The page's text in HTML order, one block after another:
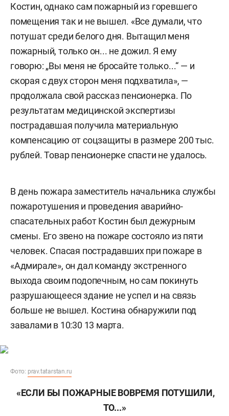
Костин, однако сам пожарный из горевшего
помещения так и не вышел. «Все думали, что
потушат среди белого дня. Вытащил меня
пожарный, только он... не дожил. Я ему
говорю: „Вы меня не бросайте только...“ — и
скорая с двух сторон меня подхватила», —
продолжала свой рассказ пенсионерка. По
результатам медицинской экспертизы
пострадавшая получила материальную
компенсацию от соцзащиты в размере 200 тыс.
рублей. Товар пенсионерке спасти не удалось.
В день пожара заместитель начальника службы
пожаротушения и проведения аварийно-
спасательных работ Костин был дежурным
смены. Его звено на пожаре состояло из пяти
человек. Спасая пострадавших при пожаре в
«Адмирале», он дал команду экстренного
выхода своим подопечным, но сам покинуть
разрушающееся здание не успел и на связь
больше не вышел. Костина обнаружили под
завалами в 10:30 13 марта.
Фото: prav.tatarstan.ru
«ЕСЛИ БЫ ПОЖАРНЫЕ ВОВРЕМЯ ПОТУШИЛИ,
ТО...»